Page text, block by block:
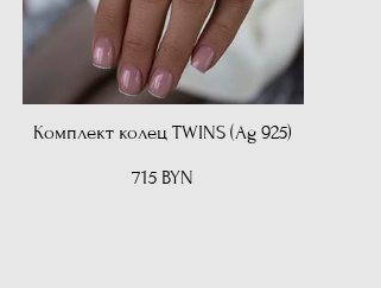
Комплект колец TWINS (Ag 925)
715 BYN